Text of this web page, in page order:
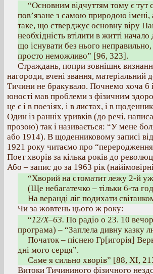
“Основним відчуттям тому є тут
пов’язане з самою природою імені,
таке, що стверджує основну віру
необхідність втілити в житті
що існувати без нього
просто неможливо” [96, 323].
Cтраждань, попри зовнішнє
нагороди, вчені звання, матеріальний
Тичини не бракувало. Почнемо хоча б
юності мав проблеми з фізичним
це є і в поезіях, і в листах, і в
Один із ранніх уривків (до речі,
прозою) так і називається: “У мене
або 1914). В щоденниковому записі
1921 року читаємо про
Поет хворів за кілька років до
Або – запис до за 1963 рік
“Хворий на стоматит лежу 2-й
(Ще небагатечко – тільки 6-та
На веранді ліг подихати
Чи за жовтень цього ж року:
“12/Х–63. По радіо о 23. 10
програма) – “Заплела дивну казку
Початок – піснею Гр[игорія]
дні мого серця”.
Саме я сильно хворів” [88, ХІ,
Витоки Тичининого фізичного